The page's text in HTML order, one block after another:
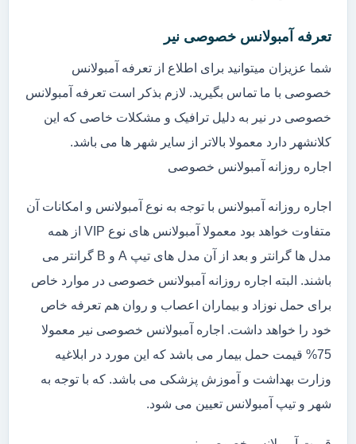
تعرفه آمبولانس خصوصی نیر
شما عزیزان میتوانید برای اطلاع از تعرفه آمبولانس
خصوصی با ما تماس بگیرید. لازم بذکر است تعرفه آمبولانس
خصوصی در نیر به دلیل ترافیک و مشکلات خاصی که این
کلانشهر دارد معمولا بالاتر از سایر شهر ها می باشد.
اجاره روزانه آمبولانس خصوصی
اجاره روزانه آمبولانس با توجه به نوع آمبولانس و امکانات آن
متفاوت خواهد بود معمولا آمبولانس های نوع VIP از همه
مدل ها گرانتر و بعد از آن مدل های تیپ A و B گرانتر می
باشند. البته اجاره روزانه آمبولانس خصوصی در موارد خاص
برای حمل نوزاد و بیماران اعصاب و روان هم تعرفه خاص
خود را خواهد داشت. اجاره آمبولانس خصوصی نیر معمولا
75% قیمت حمل بیمار می باشد که این مورد در ابلاغیه
وزارت بهداشت و آموزش پزشکی می باشد. که با توجه به
شهر و تیپ آمبولانس تعیین می شود.